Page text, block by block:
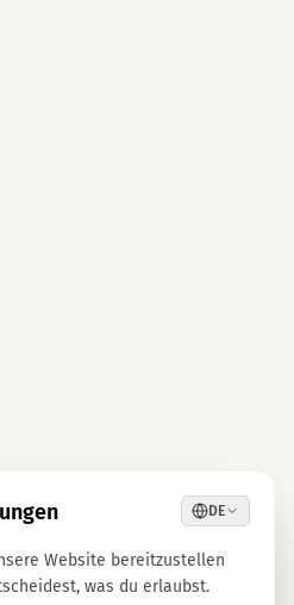
DE
Website bereitzustellen
was du erlaubst.